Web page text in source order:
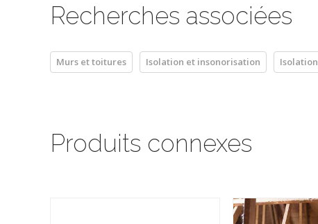
Recherches associées
Murs et toitures Isolation et insonorisation Isolation
Produits connexes